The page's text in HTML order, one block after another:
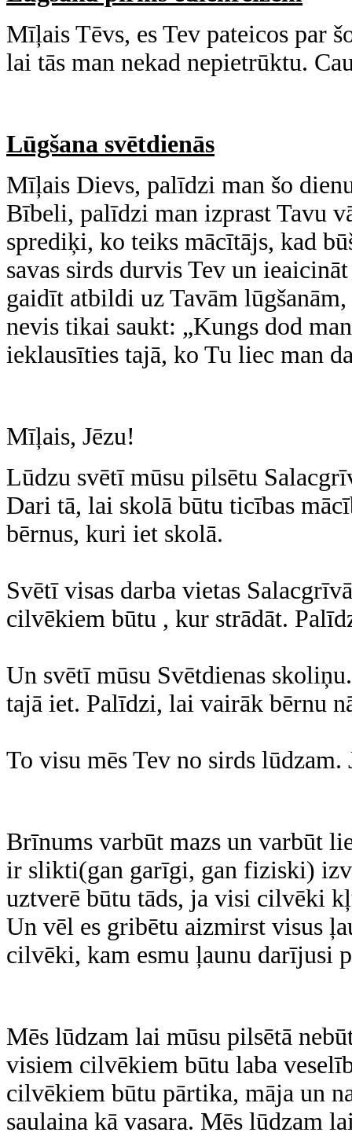
Mīļais Tēvs, es Tev pateicos par
lai tās man nekad nepietrūktu.
Lūgšana svētdienās
Mīļais Dievs, palīdzi man šo
Bībeli, palīdzi man izprast Tavu
sprediķi, ko teiks mācītājs, kad
savas sirds durvis Tev un
gaidīt atbildi uz Tavām
nevis tikai saukt: „Kungs dod
ieklausīties tajā, ko Tu liec man
Mīļais, Jēzu!
Lūdzu svētī mūsu pilsētu
Dari tā, lai skolā būtu ticības
bērnus, kuri iet skolā.
Svētī visas darba vietas
cilvēkiem būtu , kur strādāt.
Un svētī mūsu Svētdienas
tajā iet. Palīdzi, lai vairāk bērnu
To visu mēs Tev no sirds lūdzam.
Brīnums varbūt mazs un varbūt
ir slikti(gan garīgi, gan fiziski)
uztverē būtu tāds, ja visi cilvēki
Un vēl es gribētu aizmirst visus
cilvēki, kam esmu ļaunu darījusi
Mēs lūdzam lai mūsu pilsētā
visiem cilvēkiem būtu laba
cilvēkiem būtu pārtika, māja un
saulaina kā vasara. Mēs lūdzam